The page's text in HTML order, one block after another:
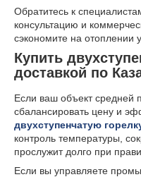
Обратитесь к
консультацию и
сэкономите на отоплении
Купить
доставкой по
Если ваш объект средней
сбалансировать цену и
двухступенчатую
контроль температуры,
прослужит долго при
Если вы управляете